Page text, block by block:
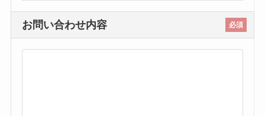
必須
お問い合わせ内容